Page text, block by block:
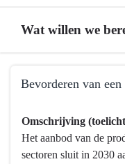
Wat willen we
Programma
Bevorderen van een
naar
navigatie
Omschrijving
Het aanbod van de
sectoren sluit in 2030